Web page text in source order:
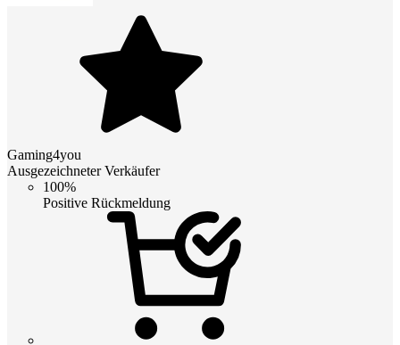
Gaming4you
Ausgezeichneter Verkäufer
100%
Positive Rückmeldung